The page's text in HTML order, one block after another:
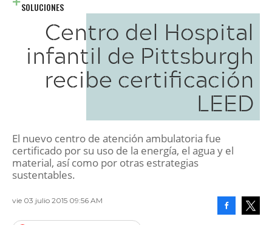
SOLUCIONES
Centro del Hospital
infantil de Pittsburgh
recibe certificación
LEED
El nuevo centro de atención ambulatoria fue
certificado por su uso de la energía, el agua y el
material, así como por otras estrategias
sustentables.
vie 03 julio 2015 09:56 AM